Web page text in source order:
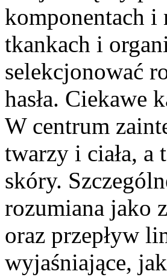
komponentach i
tkankach i
selekcjonować
hasła. Ciekawe
W centrum
twarzy i ciała, a
skóry.
rozumiana jako
oraz przepływ
wyjaśniające,